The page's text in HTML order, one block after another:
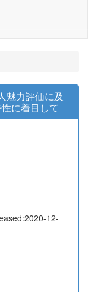
魅力評価に及
に着目して
12-